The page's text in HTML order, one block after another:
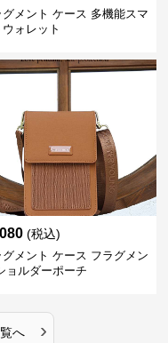
グメント ケース 多機能スマ
ウォレット
(税込)
グメント ケース フラグメン
ョルダーポーチ
へ ›